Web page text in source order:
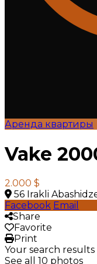
Аренда квартиры
Vake
2.000 $
56 Irakli
Facebook Email
Share
Favorite
Print
Your search results
See all 10 photos